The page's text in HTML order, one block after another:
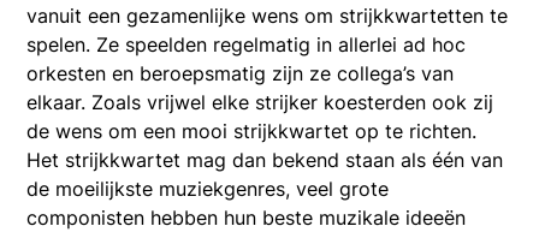
vanuit een gezamenlijke wens om strijkkwartetten te
spelen. Ze speelden regelmatig in allerlei ad hoc
orkesten en beroepsmatig zijn ze collega’s van
elkaar. Zoals vrijwel elke strijker koesterden ook zij
de wens om een mooi strijkkwartet op te richten.
Het strijkkwartet mag dan bekend staan als één van
de moeilijkste muziekgenres, veel grote
componisten hebben hun beste muzikale ideeën